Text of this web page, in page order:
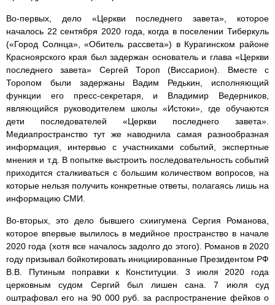
Во-первых, дело «Церкви последнего завета», которое
началось 22 сентября 2020 года, когда в поселении Тиберкуль
(«Город Солнца», «Обитель рассвета») в Курагинском районе
Красноярского края был задержан основатель и глава «Церкви
последнего завета» Сергей Тороп (Виссарион). Вместе с
Торопом были задержаны Вадим Редькин, исполняющий
функции его пресс-секретаря, и Владимир Ведерников,
являющийся руководителем школы «Истоки», где обучаются
дети последователей «Церкви последнего завета».
Медиапространство тут же наводнила самая разнообразная
информация, интервью с участниками событий, экспертные
мнения и т.д. В попытке выстроить последовательность событий
приходится сталкиваться с большим количеством вопросов, на
которые нельзя получить конкретные ответы, полагаясь лишь на
информацию СМИ.
Во-вторых, это дело бывшего схиигумена Сергия Романова,
которое впервые вылилось в медийное пространство в начале
2020 года (хотя все началось задолго до этого). Романов в 2020
году призывал бойкотировать инициированные Президентом РФ
В.В. Путиным поправки к Конституции. 3 июля 2020 года
церковным судом Сергий был лишен сана. 7 июля суд
оштрафовал его на 90 000 руб. за распространение фейков о